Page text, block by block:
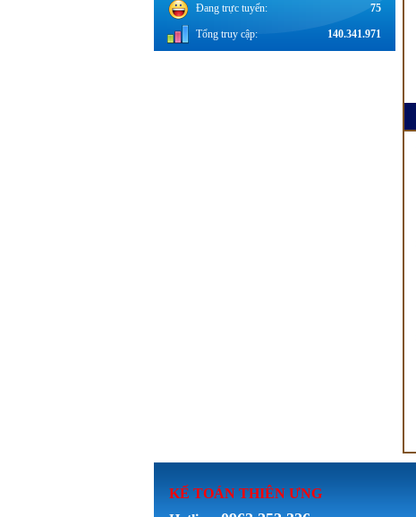
Đang trực tuyến: 75
Tổng truy cập: 140.341.971
KẾ TOÁN THIÊN ƯNG